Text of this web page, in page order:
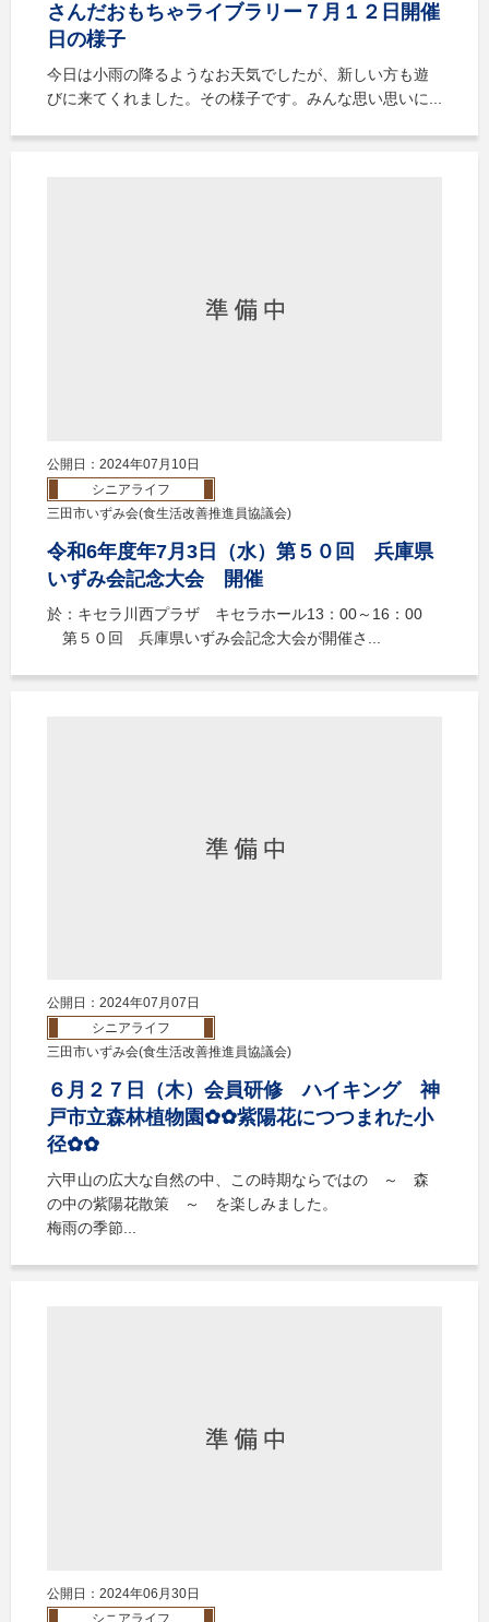
さんだおもちゃライブラリー７月１２日開催
日の様子
今日は小雨の降るようなお天気でしたが、新しい方も遊
びに来てくれました。その様子です。みんな思い思いに...
公開日：2024年07月10日
シニアライフ
三田市いずみ会(食生活改善推進員協議会)
令和6年度年7月3日（水）第５０回 兵庫県
いずみ会記念大会 開催
於：キセラ川西プラザ キセラホール13：00～16：00
第５０回 兵庫県いずみ会記念大会が開催さ...
公開日：2024年07月07日
シニアライフ
三田市いずみ会(食生活改善推進員協議会)
６月２７日（木）会員研修 ハイキング 神
戸市立森林植物園✿✿紫陽花につつまれた小
径✿✿
六甲山の広大な自然の中、この時期ならではの ～ 森
の中の紫陽花散策 ～ を楽しみました。
梅雨の季節...
公開日：2024年06月30日
シニアライフ